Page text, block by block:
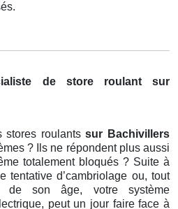
de store roulant
sur
stores roulantssur Bachivillers
? Ils ne répondent plus aussi
totalement bloqués ? Suite à
tentative d’cambriolage ou, tout
de son âge, votre système
peut un jour faire face à